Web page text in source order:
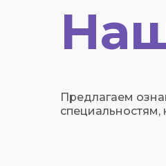
Предлагаем
специальностям,